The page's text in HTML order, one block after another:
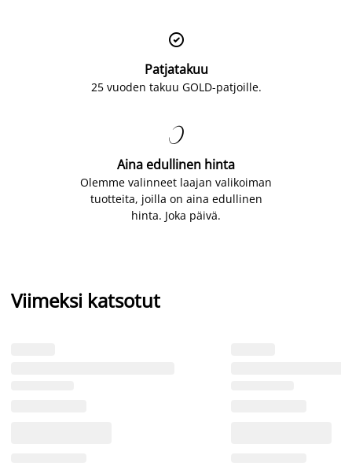

Patjatakuu
25 vuoden takuu GOLD-patjoille.

Aina edullinen hinta
Olemme valinneet laajan valikoiman
tuotteita, joilla on aina edullinen
hinta. Joka päivä.
Viimeksi katsotut